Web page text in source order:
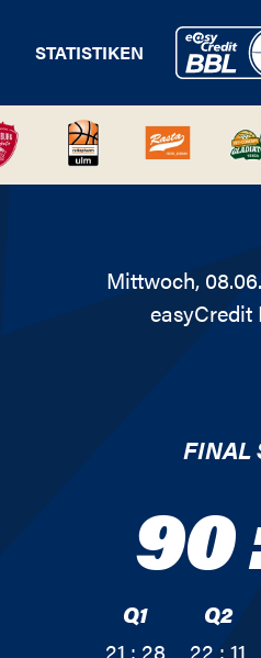
STATISTIKEN
Mittwoch,
easyCredit
FINAL
90
Q1
21 : 28
Q2
22 : 11